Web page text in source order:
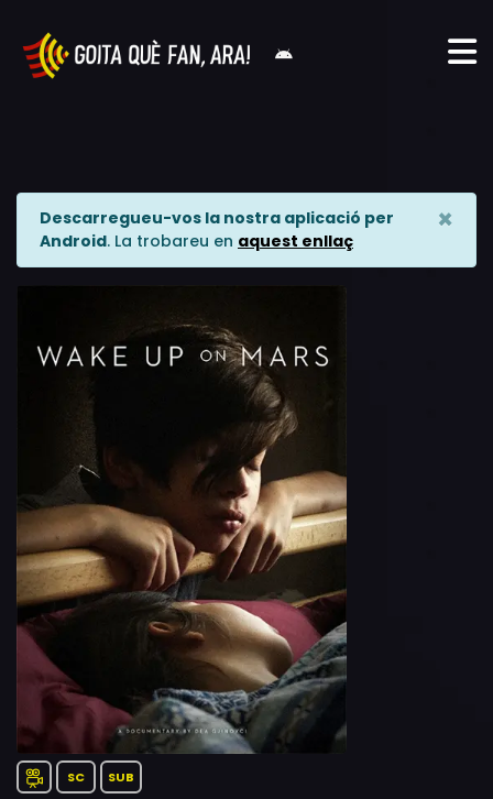
Descarregueu-vos la nostra aplicació per
Android. La trobareu en aquest enllaç
×
SC SUB